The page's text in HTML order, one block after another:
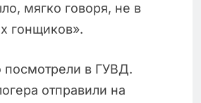
мягко говоря, не в
гонщиков».
посмотрели в ГУВД.
отправили на